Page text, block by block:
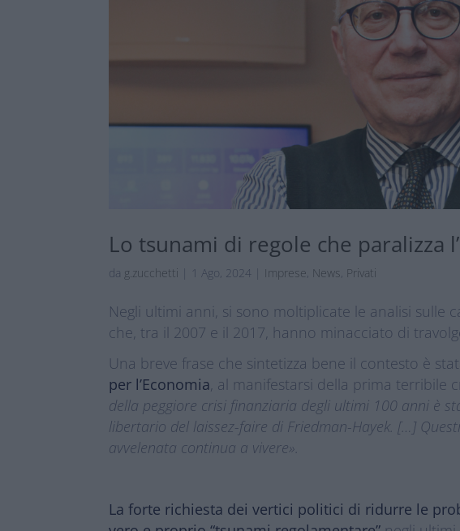
Lo tsunami di regole che paralizza
da g.zucchetti 1 Ago, 2024 Imprese, News, Privati
Negli ultimi anni, si sono moltiplicate le analisi sulle
che, tra il 2007 e il 2017, hanno minacciato di
Una breve frase che sintetizza bene il contesto è
per l’Economia , al manifestarsi della prima terribile
della peggiore crisi finanziaria degli ultimi 100 anni è
libertario del laissez-faire di Friedman-Hayek. […]
avvelenata continua a vivere».
La forte richiesta dei vertici politici di ridurre le